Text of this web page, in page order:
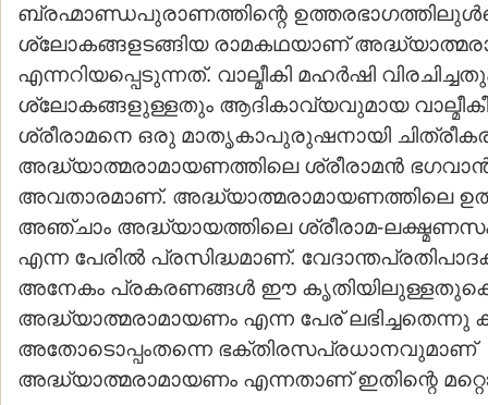
ബ്രഹ്മാണ്ഡപുരാണത്തിന്റെ
ശ്ലോകങ്ങളടങ്ങിയ രാമകഥയാണ്
എന്നറിയപ്പെടുന്നത്. വാല്മീകി മഹര്‍ഷി
ശ്ലോകങ്ങളുള്ളതും ആദികാവ്യവുമായ
ശ്രീരാമനെ ഒരു മാതൃകാപുരുഷനായി
അദ്ധ്യാത്മരാമായണത്തിലെ ശ്രീരാമന്‍ ഭഗവാന്‍
അവതാരമാണ്. അദ്ധ്യാത്മരാമായണത്തിലെ
അഞ്ചാം അദ്ധ്യായത്തിലെ ശ്രീരാമ-
എന്ന പേരില്‍ പ്രസിദ്ധമാണ്.
അനേകം പ്രകരണങ്ങള്‍ ഈ
അദ്ധ്യാത്മരാമായണം എന്ന പേര് ലഭിച്ചതെന്നു
അതോടൊപ്പംതന്നെ ഭക്തിരസപ്രധാനവുമാണ്
അദ്ധ്യാത്മരാമായണം എന്നതാണ് ഇതിന്റെ